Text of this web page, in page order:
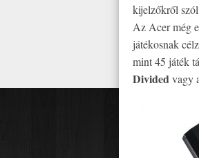
kijelzőkről
Az Acer még
játékosnak
mint 45 játék
Dividedvagy